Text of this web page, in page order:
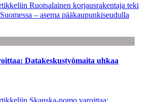
Ruotsalainen korjausrakentaja teki
– asema pääkaupunkiseudulla
Datakeskustyömaita uhkaa
Skanska-pomo varoittaa: